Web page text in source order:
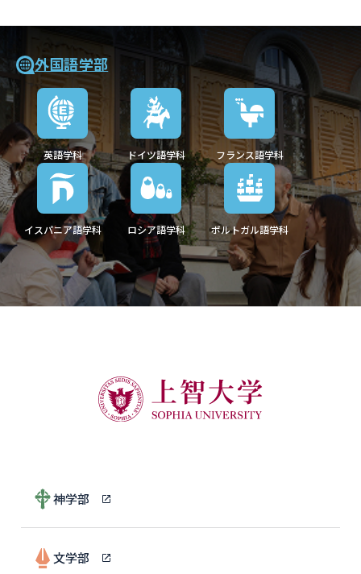
外国語学部
英語学科 ドイツ語学科 フランス語学科
イスパニア語学科 ロシア語学科 ポルトガル語学科
神学部
文学部